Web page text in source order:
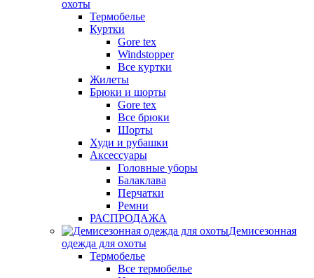
охоты
Термобелье
Куртки
Gore tex
Windstopper
Все куртки
Жилеты
Брюки и шорты
Gore tex
Все брюки
Шорты
Худи и рубашки
Аксессуары
Головные уборы
Балаклава
Перчатки
Ремни
РАСПРОДАЖА
Демисезонная
одежда для охоты
Термобелье
Все термобелье